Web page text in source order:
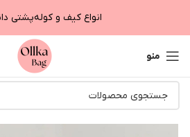
انواع کیف و کوله‌پشتی
منو